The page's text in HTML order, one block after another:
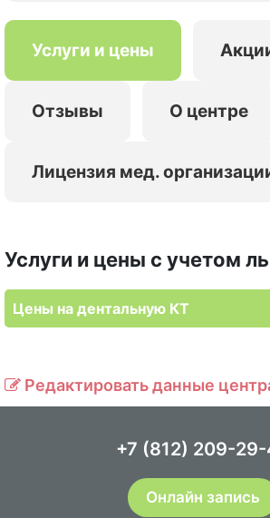
Услуги и цены
Отзывы О центре
Лицензия мед.
Услуги и цены с учетом
Цены на дентальную КТ
Редактировать данные
+7 (812) 209-
Онлайн запись